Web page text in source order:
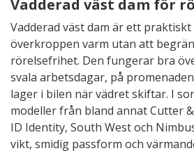
Vadderad väst dam för
Vadderad väst dam är ett
överkroppen varm utan att
rörelsefrihet. Den fungerar bra
svala arbetsdagar, på
lager i bilen när vädret skiftar. I
modeller från bland annat Cutter
ID Identity, South West och
vikt, smidig passform och